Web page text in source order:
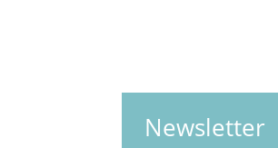
Newsletter